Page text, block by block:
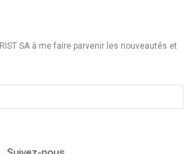
SA à me faire parvenir les nouveautés et